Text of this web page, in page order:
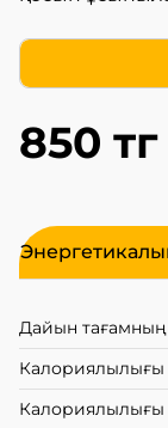
850 тг
Дайын
Калориялылығы